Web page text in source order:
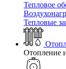
Тепловое
Тепловые
Отопление